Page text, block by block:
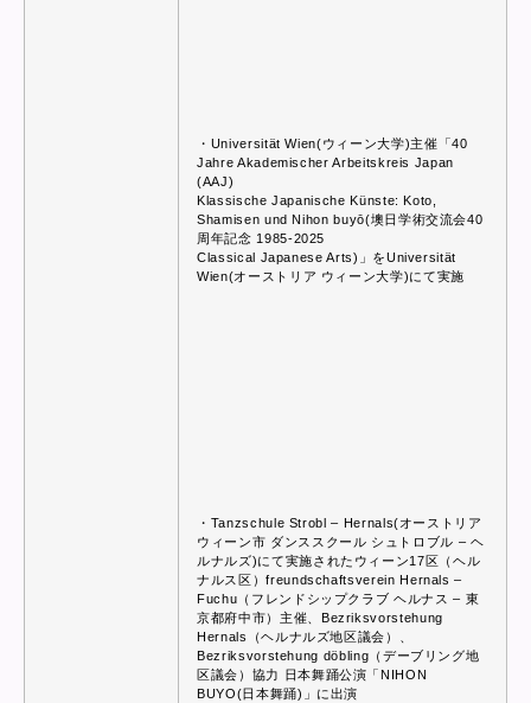
・Universität Wien(ウィーン大学)主催「40
Jahre Akademischer Arbeitskreis Japan
(AAJ)
Klassische Japanische Künste: Koto,
Shamisen und Nihon buyō(墺日学術交流会40
周年記念 1985-2025
Classical Japanese Arts)」をUniversität
Wien(オーストリア ウィーン大学)にて実施
・Tanzschule Strobl – Hernals(オーストリア
ウィーン市 ダンススクール シュトロブル – ヘ
ルナルズ)にて実施されたウィーン17区（ヘル
ナルス区）freundschaftsverein Hernals –
Fuchu（フレンドシップクラブ ヘルナス – 東
京都府中市）主催、Bezriksvorstehung
Hernals（ヘルナルズ地区議会）、
Bezriksvorstehung döbling（デーブリング地
区議会）協力 日本舞踊公演「NIHON
BUYO(日本舞踊)」に出演